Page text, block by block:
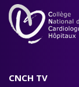
CNCH TV